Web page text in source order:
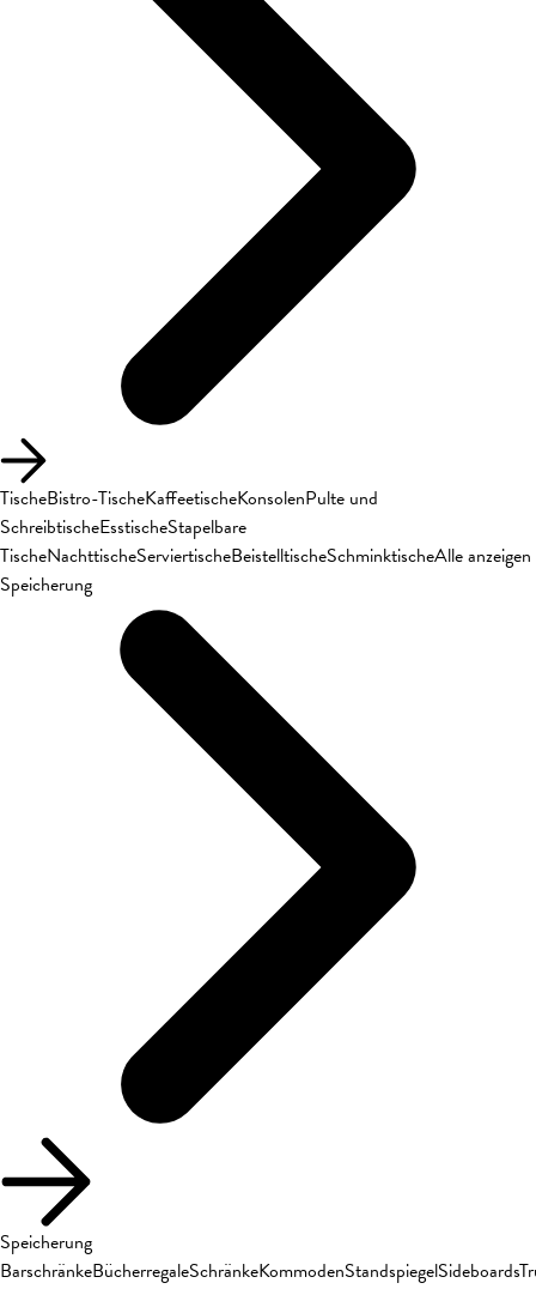
TischeBistro-TischeKaffeetischeKonsolenPulte und
SchreibtischeEsstischeStapelbare
TischeNachttischeServiertischeBeistelltischeSchminktischeAlle anzeigen
Speicherung
Speicherung
BarschränkeBücherregaleSchränkeKommodenStandspiegelSideboards